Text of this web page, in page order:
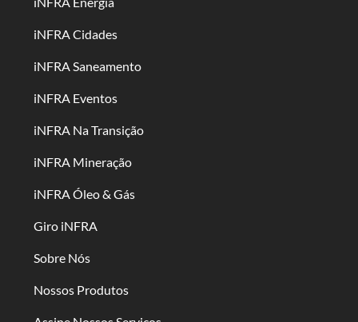
iNFRA Cidades
iNFRA Saneamento
iNFRA Eventos
iNFRA Na Transição
iNFRA Mineração
iNFRA Óleo & Gás
Giro iNFRA
Sobre Nós
Nossos Produtos